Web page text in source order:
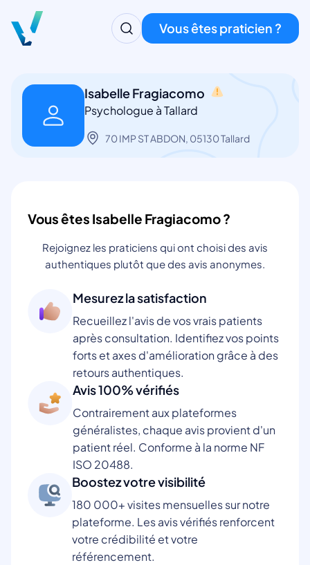
Vous êtes praticien ?
Isabelle Fragiacomo
Psychologue à Tallard
70 IMP ST ABDON, 05130 Tallard
Vous êtes Isabelle Fragiacomo ?
Rejoignez les praticiens qui ont choisi des avis
authentiques plutôt que des avis anonymes.
Mesurez la satisfaction
Recueillez l'avis de vos vrais patients
après consultation. Identifiez vos points
forts et axes d'amélioration grâce à des
retours authentiques.
Avis 100% vérifiés
Contrairement aux plateformes
généralistes, chaque avis provient d'un
patient réel. Conforme à la norme NF
ISO 20488.
Boostez votre visibilité
180 000+ visites mensuelles sur notre
plateforme. Les avis vérifiés renforcent
votre crédibilité et votre
référencement.